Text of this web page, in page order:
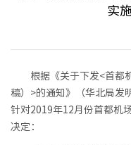
实
根据《关于下发<首都
稿）>的通知》（华北局发
针对2019年12月份首都机
决定：